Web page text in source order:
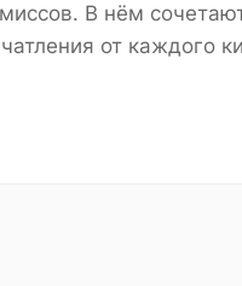
В нём
от каждого